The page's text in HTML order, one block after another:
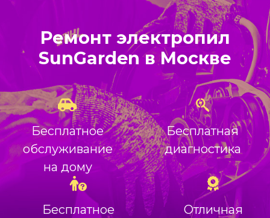
Ремонт электропил
SunGarden в Москве
Бесплатное
обслуживание
на дому
Бесплатная
диагностика
Бесплатное
Отличная